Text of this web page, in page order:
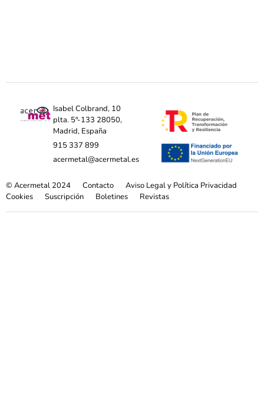
Isabel Colbrand, 10
plta. 5ª-133 28050,
Madrid, España
915 337 899
acermetal@acermetal.es
© Acermetal 2024 Contacto
Aviso Legal y Política Privacidad
Cookies
Suscripción Boletines Revistas